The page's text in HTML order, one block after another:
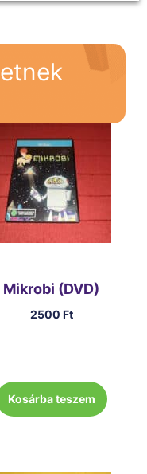
Mikrobi (DVD)
2500 Ft
Kosárba teszem